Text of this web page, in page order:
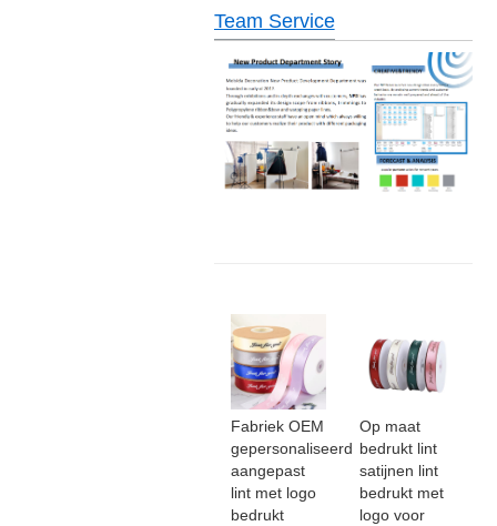
Team Service
Fabriek OEM
gepersonaliseerd
aangepast
lint met logo
bedrukt
Op maat
bedrukt lint
satijnen lint
bedrukt met
logo voor